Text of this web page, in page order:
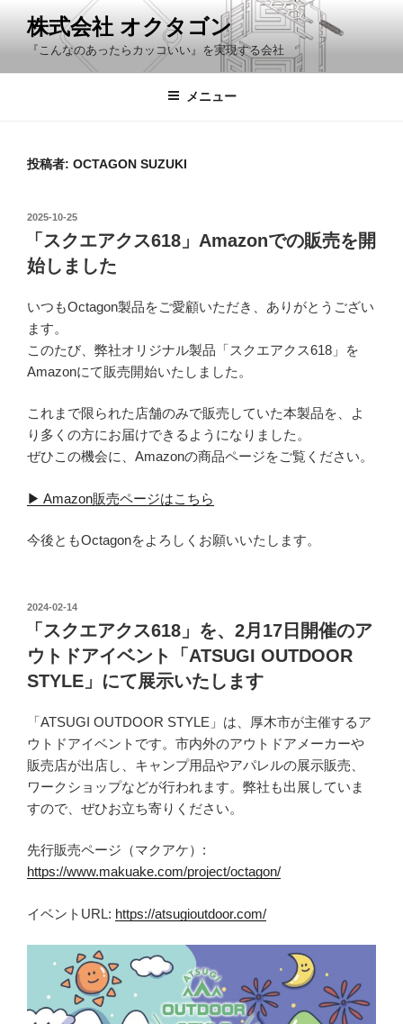
ン
株式会社 オクタゴン
『こんなのあったらカッコいい』を実現する会社
メニュー
投稿者: OCTAGON SUZUKI
投
2025-10-25
「スクエアクス618」Amazonでの販売を開
始しました
いつもOctagon製品をご愛顧いただき、ありがとうござい
ます。
このたび、弊社オリジナル製品「スクエアクス618」を
Amazonにて販売開始いたしました。
これまで限られた店舗のみで販売していた本製品を、よ
り多くの方にお届けできるようになりました。
ぜひこの機会に、Amazonの商品ページをご覧ください。
▶︎ Amazon販売ページはこちら
今後ともOctagonをよろしくお願いいたします。
投
2024-02-14
「スクエアクス618」を、2月17日開催のア
ウトドアイベント「ATSUGI OUTDOOR
STYLE」にて展示いたします
「ATSUGI OUTDOOR STYLE」は、厚木市が主催するア
ウトドアイベントです。市内外のアウトドアメーカーや
販売店が出店し、キャンプ用品やアパレルの展示販売、
ワークショップなどが行われます。弊社も出展していま
すので、ぜひお立ち寄りください。
先行販売ページ（マクアケ）:
https://www.makuake.com/project/octagon/
イベントURL: https://atsugioutdoor.com/